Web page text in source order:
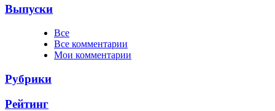
Выпуски
Все
Все комментарии
Мои комментарии
Рубрики
Рейтинг